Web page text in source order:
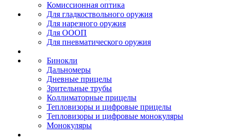
Комиссионная оптика
Для гладкоствольного оружия
Для нарезного оружия
Для ОООП
Для пневматического оружия
Бинокли
Дальномеры
Дневные прицелы
Зрительные трубы
Коллиматорные прицелы
Тепловизоры и цифровые прицелы
Тепловизоры и цифровые монокуляры
Монокуляры